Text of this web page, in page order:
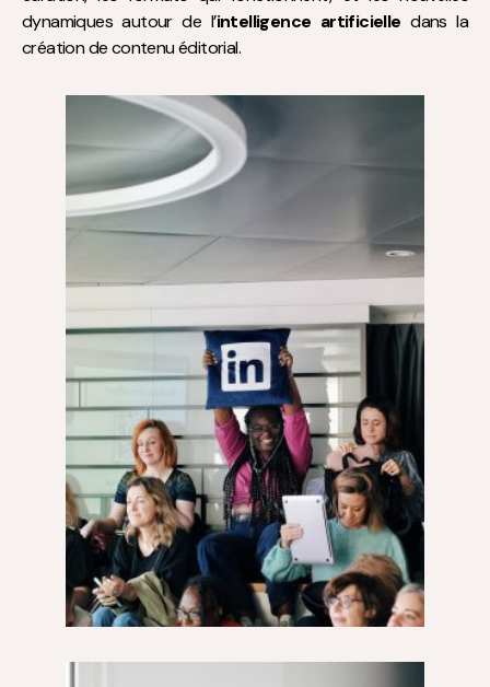
dynamiques autour de l’intelligence artificielle dans la
création de contenu éditorial.